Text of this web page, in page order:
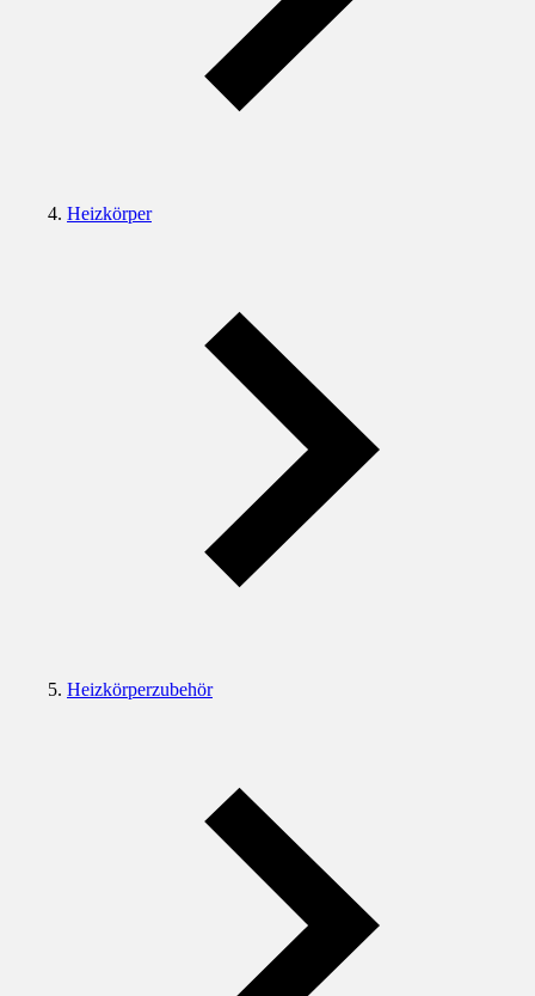
Heizkörper
Heizkörperzubehör